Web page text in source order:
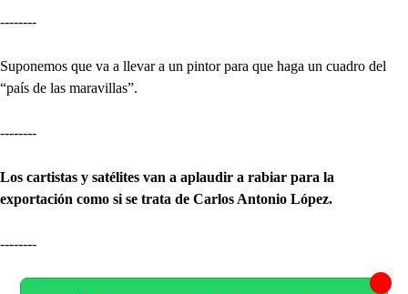
--------
Suponemos que va a llevar a un pintor para que haga un cuadro del
“país de las maravillas”.
--------
Los cartistas y satélites van a aplaudir a rabiar para la
exportación como si se trata de Carlos Antonio López.
--------